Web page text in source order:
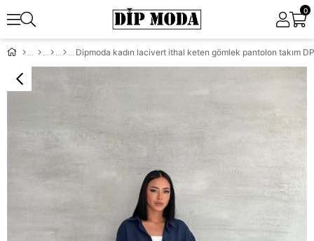
0
Dipmoda kadın lacivert ithal keten gömlek pantolon takım